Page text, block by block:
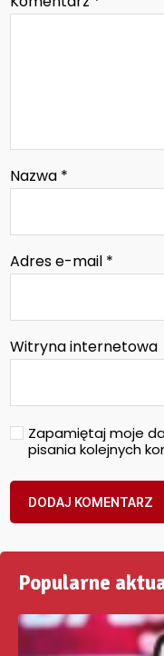
Nazwa *
Adres e-mail *
Witryna internetowa
Zapamiętaj moje
pisania kolejnych
Popularne